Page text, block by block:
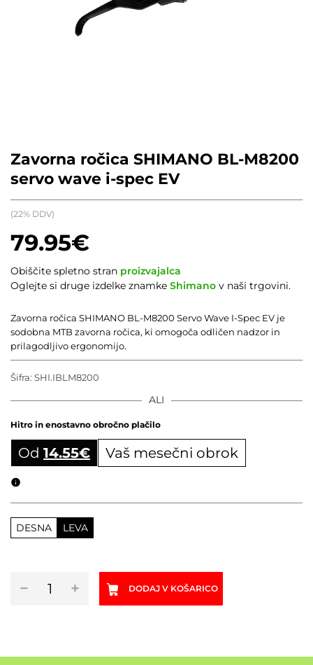
Zavorna ročica SHIMANO BL-M8200
servo wave i-spec EV
79.95€
(22% DDV)
Zavorna ročica SHIMANO BL-M8200 Servo Wave I-Spec EV je
sodobna MTB zavorna ročica, ki omogoča odličen nadzor in
prilagodljivo ergonomijo.
ALI
Hitro in enostavno obročno plačilo
Od 14.55€ Vaš mesečni obrok
DESNA LEVA
−
ročica
+ DODAJ V KOŠARICO
Obiščite spletno stran proizvajalca
Oglejte si druge izdelke znamke Shimano v naši trgovini.
Šifra: SHI.IBLM8200